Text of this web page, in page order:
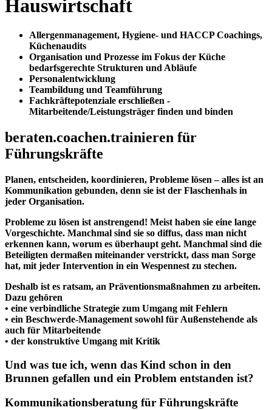
Hauswirtschaft
Allergenmanagement, Hygiene- und HACCP Coachings,
Küchenaudits
Organisation und Prozesse im Fokus der Küche
bedarfsgerechte Strukturen und Abläufe
Personalentwicklung
Teambildung und Teamführung
Fachkräftepotenziale erschließen -
Mitarbeitende/Leistungsträger finden und binden
beraten.coachen.trainieren für
Führungskräfte
Planen, entscheiden, koordinieren, Probleme lösen – alles ist an
Kommunikation gebunden, denn sie ist der Flaschenhals in
jeder Organisation.
Probleme zu lösen ist anstrengend! Meist haben sie eine lange
Vorgeschichte. Manchmal sind sie so diffus, dass man nicht
erkennen kann, worum es überhaupt geht. Manchmal sind die
Beteiligten dermaßen miteinander verstrickt, dass man Sorge
hat, mit jeder Intervention in ein Wespennest zu stechen.
Deshalb ist es ratsam, an Präventionsmaßnahmen zu arbeiten.
Dazu gehören
• eine verbindliche Strategie zum Umgang mit Fehlern
• ein Beschwerde-Management sowohl für Außenstehende als
auch für Mitarbeitende
• der konstruktive Umgang mit Kritik
Und was tue ich, wenn das Kind schon in den
Brunnen gefallen und ein Problem entstanden ist?
Kommunikationsberatung für Führungskräfte